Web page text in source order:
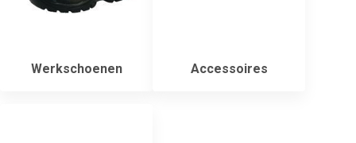
Werkschoenen Accessoires